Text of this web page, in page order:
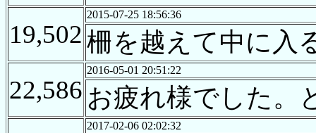
19,502
2015-07-25 18:56:36
柵を越えて中に入
22,586
2016-05-01 20:51:22
お疲れ様でした。
2017-02-06 02:02:32